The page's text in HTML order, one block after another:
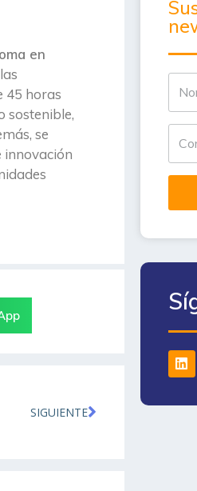
en
45 horas
sostenible,
se
innovación
SIGUIENTE